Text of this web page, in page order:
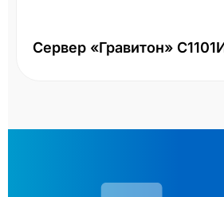
Сервер «Гравитон»